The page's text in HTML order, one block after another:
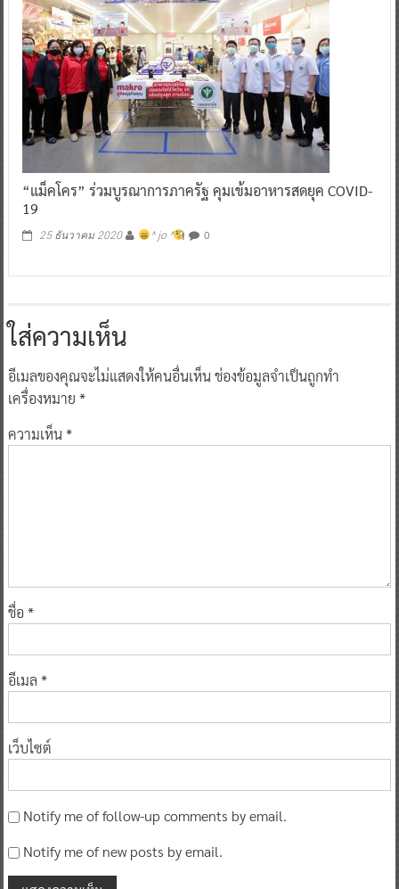
“แม็คโคร” ร่วมบูรณาการภาครัฐ คุมเข้มอาหารสดยุค COVID-
19
25 ธันวาคม 2020 ^ jo ^ 0
ใส่ความเห็น
อีเมลของคุณจะไม่แสดงให้คนอื่นเห็นช่องข้อมูลจำเป็นถูกทำ
เครื่องหมาย *
ความเห็น*
ชื่อ *
อีเมล *
เว็บไซต์
Notify me of follow-up comments by email.
Notify me of new posts by email.